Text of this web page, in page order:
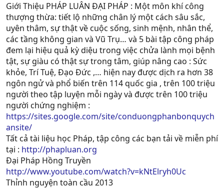
Giới Thiệu PHÁP LUÂN ĐẠI PHÁP : Một môn khí công
thượng thừa: tiết lộ những chân lý một cách sâu sắc,
uyên thâm, sự thật về cuộc sống, sinh mệnh, nhân thể,
các tầng không gian và Vũ Trụ… và 5 bài tập công pháp
đem lại hiệu quả kỳ diệu trong việc chửa lành mọi bệnh
tật, sự giàu có thật sự trong tâm, giúp nâng cao : Sức
khỏe, Trí Tuệ, Ðạo Ðức ,… hiện nay được dịch ra hơn 38
ngôn ngử và phổ biến trên 114 quốc gia , trên 100 triệu
người theo tập luyện mỗi ngày và được trên 100 triệu
người chứng nghiệm :
https://sites.google.com/site/conduongphanbonquych
ansite/
Tất cả tài liệu học Pháp, tập công các bạn tải về miễn phí
tại : http://phapluan.org
Đại Pháp Hồng Truyền
http://www.youtube.com/watch?v=kNtElryh0Uc
Thỉnh nguyện toàn cầu 2013